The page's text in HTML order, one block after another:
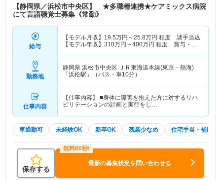
【静岡県／浜松市中央区】 ★多職種連携★ケアミックス病院
にて言語聴覚士募集《常勤》
給与
【モデル月収】 19.5万円～25.8万円 程度 諸手当込
【モデル年収】 310万円～400万円 程度 賞与・諸
勤務地
静岡県 浜松市中央区 ＪＲ東海道本線(東京－熱海)
「浜松駅」（バス・車10分）
仕事内容
【仕事内容】 ■身体に障害を抱えた方に対するリハ
ビリテーションの計画と実行をし…
車通勤可 未経験OK 新卒OK 残業少なめ 住宅手当・補助
保存する
最新の募集状況を問い合わせる